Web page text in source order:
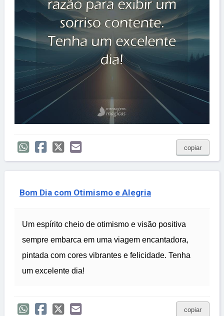
copiar
Bom Dia com Otimismo e Alegria
Um espírito cheio de otimismo e visão positiva
sempre embarca em uma viagem encantadora,
pintada com cores vibrantes e felicidade. Tenha
um excelente dia!
copiar